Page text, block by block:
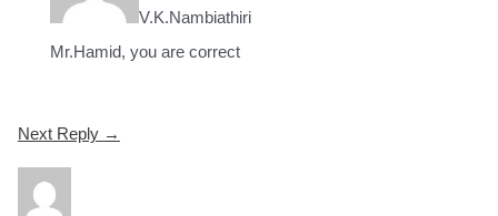
V.K.Nambiathiri
Mr.Hamid, you are correct
Post
Next Reply →